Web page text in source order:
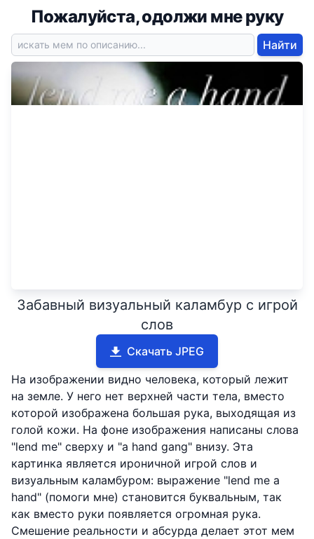
Пожалуйста, одолжи мне руку
Найти
Забавный визуальный каламбур с игрой
слов
Скачать JPEG
На изображении видно человека, который лежит
на земле. У него нет верхней части тела, вместо
которой изображена большая рука, выходящая из
голой кожи. На фоне изображения написаны слова
"lend me" сверху и "a hand gang" внизу. Эта
картинка является ироничной игрой слов и
визуальным каламбуром: выражение "lend me a
hand" (помоги мне) становится буквальным, так
как вместо руки появляется огромная рука.
Смешение реальности и абсурда делает этот мем